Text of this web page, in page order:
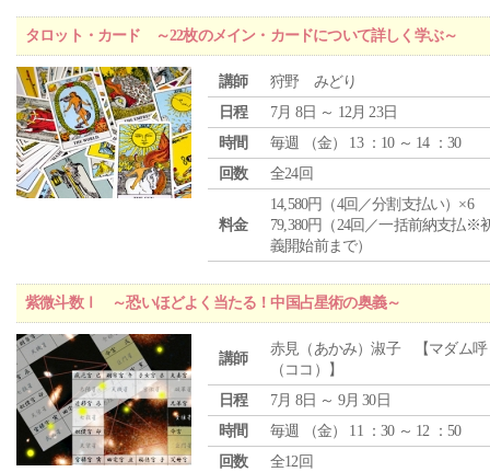
タロット・カード ～22枚のメイン・カードについて詳しく学ぶ～
講師
狩野 みどり
日程
7月 8日 ～ 12月 23日
時間
毎週 （金） 13 ：10 ～ 14 ：30
回数
全24回
料金
14,580円（4回／分割支払い）×6
79,380円（24回／一括前納支払※
義開始前まで）
紫微斗数Ⅰ ～恐いほどよく当たる！中国占星術の奥義～
講師
赤見（あかみ）淑子 【マダム呼
（ココ）】
日程
7月 8日 ～ 9月 30日
時間
毎週 （金） 11 ：30 ～ 12 ：50
回数
全12回